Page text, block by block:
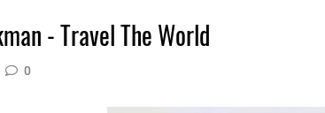
- Travel The World
0